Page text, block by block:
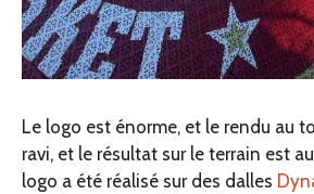
Le logo est énorme, et le rendu au
ravi, et le résultat sur le terrain est
logo a été réalisé sur des dalles